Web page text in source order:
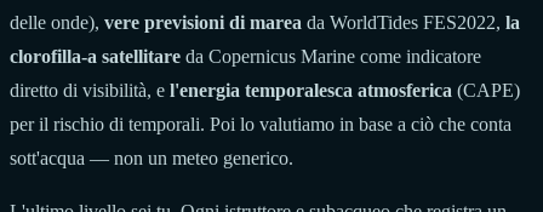
delle onde), vere previsioni di marea da WorldTides FES2022, la
clorofilla-a satellitare da Copernicus Marine come indicatore
diretto di visibilità, e l'energia temporalesca atmosferica (CAPE)
per il rischio di temporali. Poi lo valutiamo in base a ciò che conta
sott'acqua — non un meteo generico.